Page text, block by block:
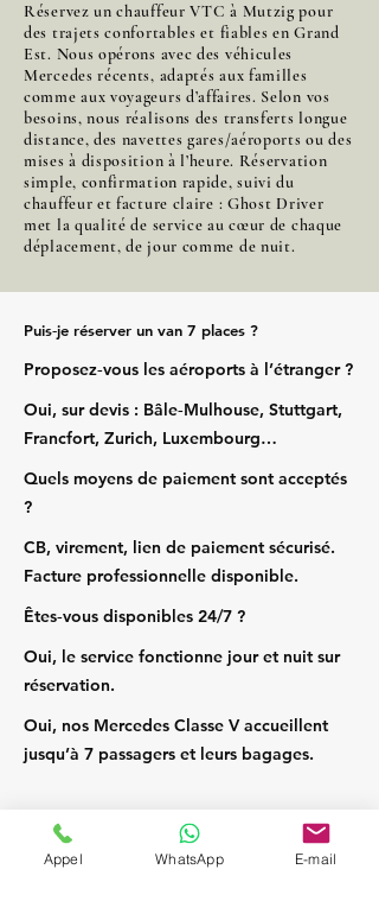
Réservez un chauffeur VTC à Mutzig pour
des trajets confortables et fiables en Grand
Est. Nous opérons avec des véhicules
Mercedes récents, adaptés aux familles
comme aux voyageurs d’affaires. Selon vos
besoins, nous réalisons des transferts longue
distance, des navettes gares/aéroports ou des
mises à disposition à l’heure. Réservation
simple, confirmation rapide, suivi du
chauffeur et facture claire : Ghost Driver
met la qualité de service au cœur de chaque
déplacement, de jour comme de nuit.
Puis‑je réserver un van 7 places ?
Proposez‑vous les aéroports à l’étranger ?
Oui, sur devis : Bâle‑Mulhouse, Stuttgart,
Francfort, Zurich, Luxembourg…
Quels moyens de paiement sont acceptés
?
CB, virement, lien de paiement sécurisé.
Facture professionnelle disponible.
Êtes‑vous disponibles 24/7 ?
Oui, le service fonctionne jour et nuit sur
réservation.
Oui, nos Mercedes Classe V accueillent
jusqu’à 7 passagers et leurs bagages.
Appel WhatsApp E-mail